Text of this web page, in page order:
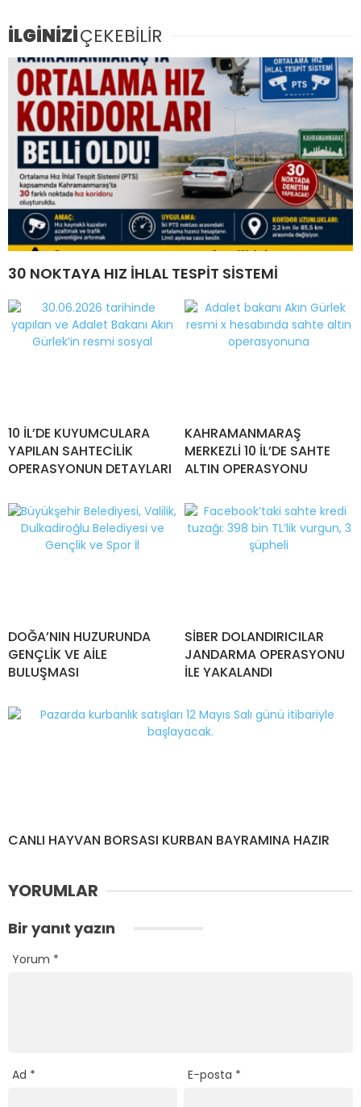
İLGİNİZİÇEKEBİLİR
30 NOKTAYA HIZ İHLAL TESPİT SİSTEMİ
10 İL’DE KUYUMCULARA
YAPILAN SAHTECİLİK
OPERASYONUN DETAYLARI
KAHRAMANMARAŞ
MERKEZLİ 10 İL’DE SAHTE
ALTIN OPERASYONU
DOĞA’NIN HUZURUNDA
GENÇLİK VE AİLE
BULUŞMASI
SİBER DOLANDIRICILAR
JANDARMA OPERASYONU
İLE YAKALANDI
CANLI HAYVAN BORSASI KURBAN BAYRAMINA HAZIR
YORUMLAR
Bir yanıt yazın
Yorum *
Ad * E-posta *